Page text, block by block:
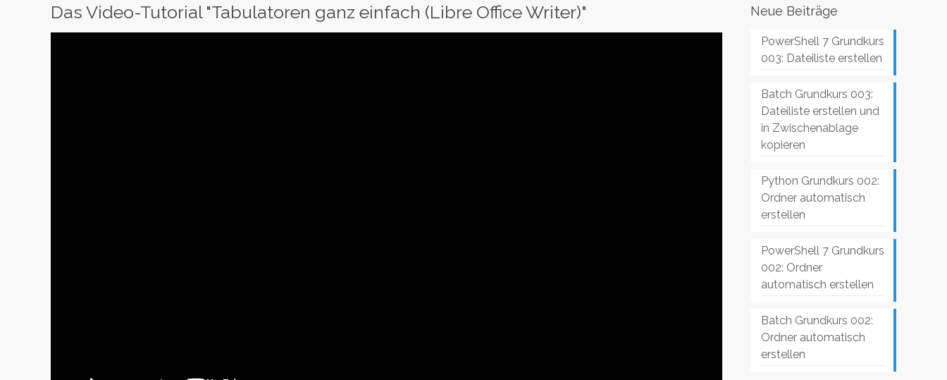
Das Video-Tutorial "Tabulatoren ganz einfach (Libre Office Writer)" Neue Beiträge
PowerShell 7 Grundkurs
003: Dateiliste erstellen
Batch Grundkurs 003:
Dateiliste erstellen und
in Zwischenablage
kopieren
Python Grundkurs 002:
Ordner automatisch
erstellen
PowerShell 7 Grundkurs
002: Ordner
automatisch erstellen
Batch Grundkurs 002:
Ordner automatisch
erstellen